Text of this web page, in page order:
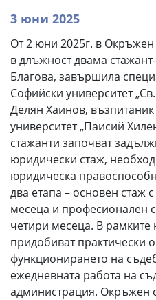
3 юни 2025
От 2 юни 2025г. в
в длъжност двама
Благова, завършила
Софийски университет
Делян Хаинов,
университет „Паисий
стажанти започват
юридически стаж,
юридическа
два етапа – основен стаж
месеца и професионален
четири месеца. В рамките
придобиват практически
функционирането на
ежедневната работа на
администрация. Окръжен